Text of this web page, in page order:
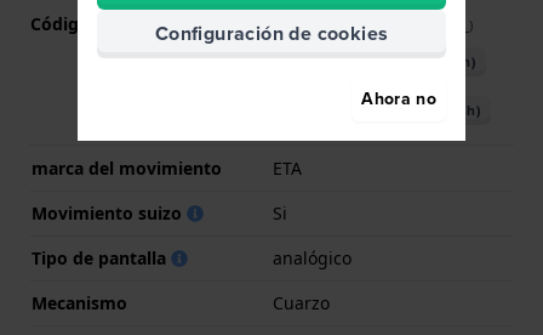
Código de Movimiento SW-L-T Ver especificaciones )
Descargar manual (English)
Descargar manual (Spanish)
marca del movimiento
ETA
Movimiento suizo
Si
Tipo de pantalla
analógico
Mecanismo
Cuarzo
Configuración de cookies
Ahora no